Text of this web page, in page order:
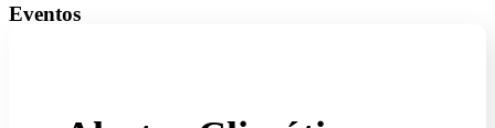
Eventos